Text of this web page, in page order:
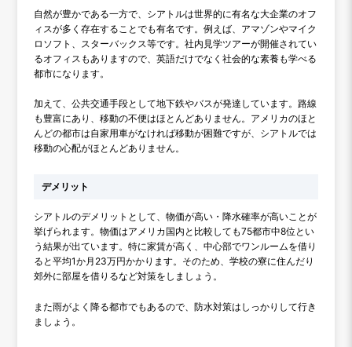
自然が豊かである一方で、シアトルは世界的に有名な大企業のオフ
ィスが多く存在することでも有名です。例えば、アマゾンやマイク
ロソフト、スターバックス等です。社内見学ツアーが開催されてい
るオフィスもありますので、英語だけでなく社会的な素養も学べる
都市になります。
加えて、公共交通手段として地下鉄やバスが発達しています。路線
も豊富にあり、移動の不便はほとんどありません。アメリカのほと
んどの都市は自家用車がなければ移動が困難ですが、シアトルでは
移動の心配がほとんどありません。
デメリット
シアトルのデメリットとして、物価が高い・降水確率が高いことが
挙げられます。物価はアメリカ国内と比較しても75都市中8位とい
う結果が出ています。特に家賃が高く、中心部でワンルームを借り
ると平均1か月23万円かかります。そのため、学校の寮に住んだり
郊外に部屋を借りるなど対策をしましょう。
また雨がよく降る都市でもあるので、防水対策はしっかりして行き
ましょう。